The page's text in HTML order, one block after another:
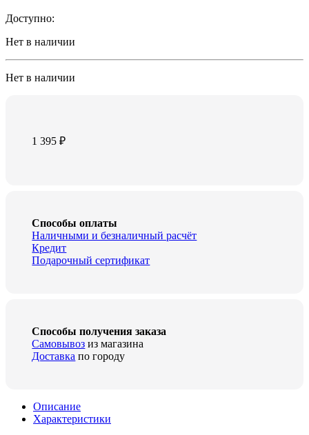
Доступно:
Нет в наличии
Нет в наличии
1 395₽
Способы оплаты
Наличными и безналичный расчёт
Кредит
Подарочный сертификат
Способы получения заказа
Самовывоз из магазина
Доставка по городу
Описание
Характеристики